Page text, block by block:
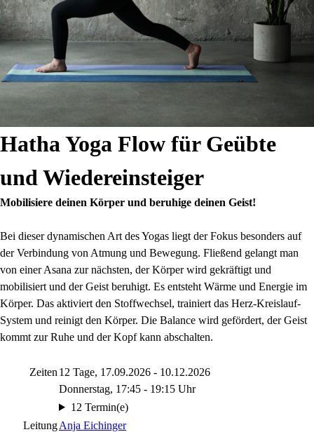
Hatha Yoga Flow für Geübte
und Wiedereinsteiger
Mobilisiere deinen Körper und beruhige deinen Geist!
Bei dieser dynamischen Art des Yogas liegt der Fokus besonders auf
der Verbindung von Atmung und Bewegung. Fließend gelangt man
von einer Asana zur nächsten, der Körper wird gekräftigt und
mobilisiert und der Geist beruhigt. Es entsteht Wärme und Energie im
Körper. Das aktiviert den Stoffwechsel, trainiert das Herz-Kreislauf-
System und reinigt den Körper. Die Balance wird gefördert, der Geist
kommt zur Ruhe und der Kopf kann abschalten.
Zeiten 12 Tage, 17.09.2026 - 10.12.2026
Donnerstag, 17:45 - 19:15 Uhr
12 Termin(e)
LeitungAnja Eichinger